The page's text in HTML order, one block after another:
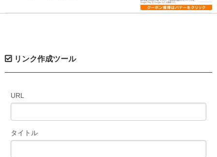
リンク作成ツール
URL
タイトル